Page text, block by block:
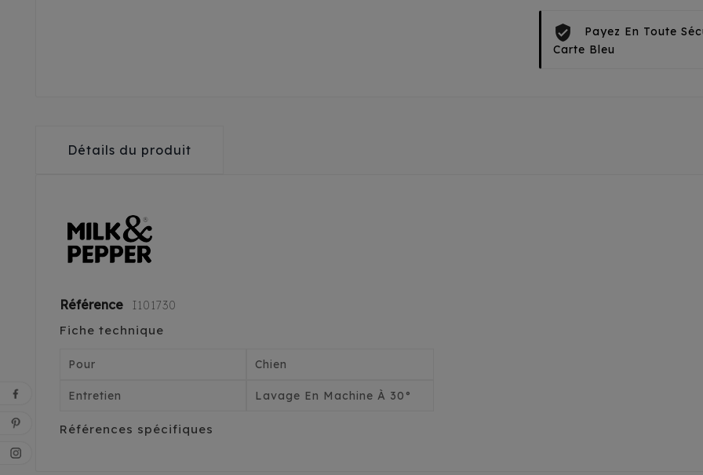
Payez En Toute
Carte Bleu
Détails du produit
Référence I101730
Fiche technique
Pour Chien
Entretien Lavage En Machine À 30°
Références spécifiques